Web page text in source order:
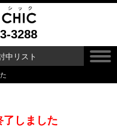
3288
中リスト
了しました